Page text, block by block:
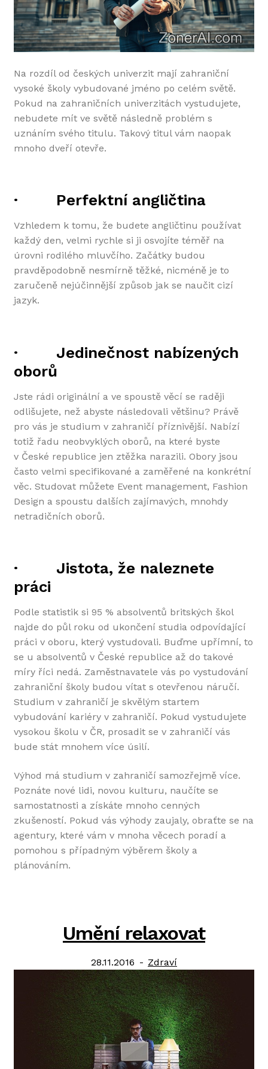
Na rozdíl od českých univerzit mají zahraniční
vysoké školy vybudované jméno po celém světě.
Pokud na zahraničních univerzitách vystudujete,
nebudete mít ve světě následně problém s
uznáním svého titulu. Takový titul vám naopak
mnoho dveří otevře.
· Perfektní angličtina
Vzhledem k tomu, že budete angličtinu používat
každý den, velmi rychle si ji osvojíte téměř na
úrovni rodilého mluvčího. Začátky budou
pravděpodobně nesmírně těžké, nicméně je to
zaručeně nejúčinnější způsob jak se naučit cizí
jazyk.
· Jedinečnost nabízených
oborů
Jste rádi originální a ve spoustě věcí se raději
odlišujete, než abyste následovali většinu? Právě
pro vás je studium v zahraničí příznivější. Nabízí
totiž řadu neobvyklých oborů, na které byste
v České republice jen ztěžka narazili. Obory jsou
často velmi specifikované a zaměřené na konkrétní
věc. Studovat můžete Event management, Fashion
Design a spoustu dalších zajímavých, mnohdy
netradičních oborů.
· Jistota, že naleznete
práci
Podle statistik si 95 % absolventů britských škol
najde do půl roku od ukončení studia odpovídající
práci v oboru, který vystudovali. Buďme upřímní, to
se u absolventů v České republice až do takové
míry říci nedá. Zaměstnavatele vás po vystudování
zahraniční školy budou vítat s otevřenou náručí.
Studium v zahraničí je skvělým startem
vybudování kariéry v zahraničí. Pokud vystudujete
vysokou školu v ČR, prosadit se v zahraničí vás
bude stát mnohem více úsilí.
Výhod má studium v zahraničí samozřejmě více.
Poznáte nové lidi, novou kulturu, naučíte se
samostatnosti a získáte mnoho cenných
zkušeností. Pokud vás výhody zaujaly, obraťte se na
agentury, které vám v mnoha věcech poradí a
pomohou s případným výběrem školy a
plánováním.
Umění relaxovat
Posted
on
28.11.2016 Category:
Zdraví